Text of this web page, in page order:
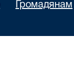
Громадянам